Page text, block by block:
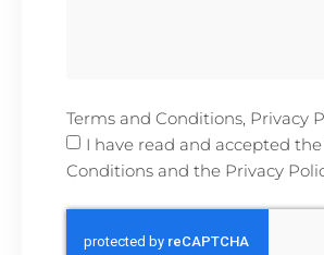
Terms and Conditions, Privacy
I have read and accepted
Conditions and the Privacy